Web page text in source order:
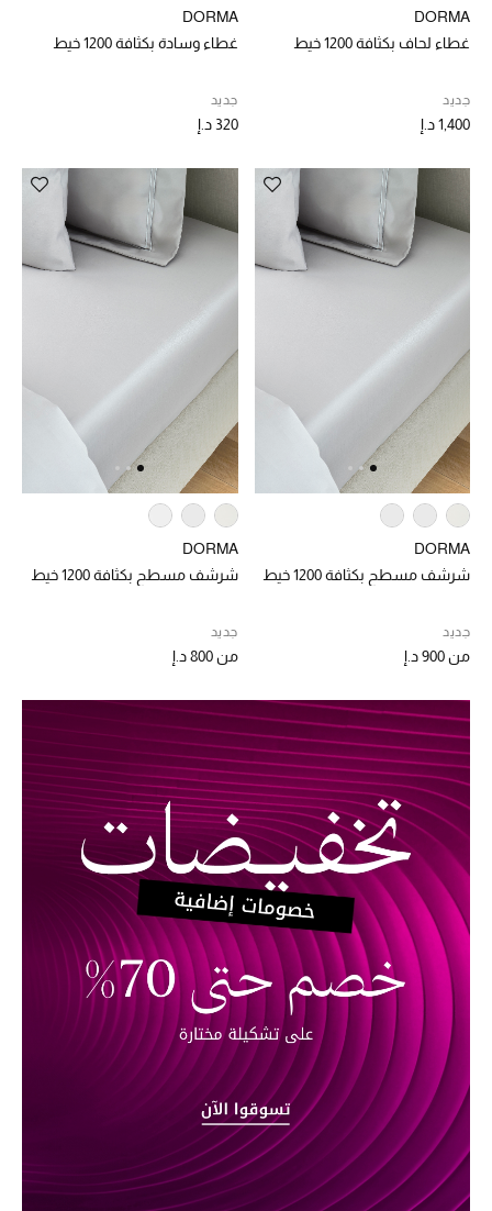
الحب للمحلي
تشكيلة الأعراس
حقائب وأحذية متطابقة
هدايا للنساء
جميع الأحذية النسائية
جميع الحقائب النسائية
جميع الإكسسورات النسائية
موضة نسائية
الموسم الجديد
الحقائب النسائية
دليل ملتزمات الحقائب
حقائب رجالية
حقائب الأطفال
أبرز المصممين
أبرز الحقائب
تسوقوا الحقائب
DORMA
غطاء لحاف بكثافة 1200 خيط
جديد
1,400 د.إ
DORMA
غطاء وسادة بكثافة 1200 خيط
جديد
320 د.إ
DORMA
شرشف مسطح بكثافة 1200 خيط
جديد
من900 د.إ
DORMA
شرشف مسطح بكثافة 1200 خيط
جديد
من 800 د.إ